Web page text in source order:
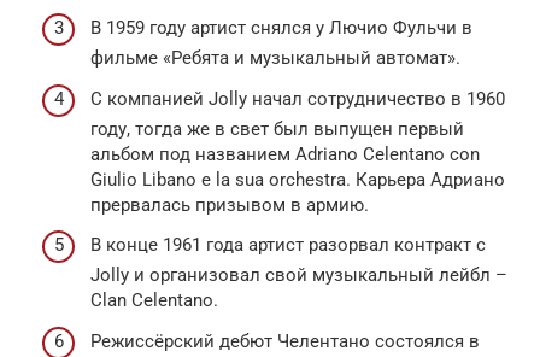
В 1959 году артист снялся у Лючио Фульчи в
фильме «Ребята и музыкальный автомат».
С компанией Jolly начал сотрудничество в 1960
году, тогда же в свет был выпущен первый
альбом под названием Adriano Celentano con
Giulio Libano e la sua orchestra. Карьера Адриано
прервалась призывом в армию.
В конце 1961 года артист разорвал контракт с
Jolly и организовал свой музыкальный лейбл –
Clan Celentano.
Режиссёрский дебют Челентано состоялся в